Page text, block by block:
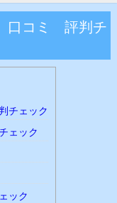
口コミ 評判チ
チェック
ック
ック